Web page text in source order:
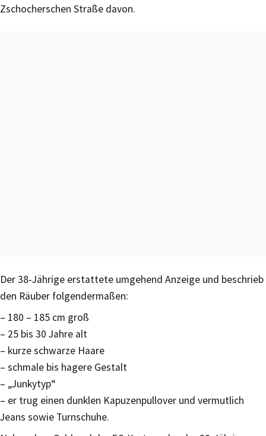
Zschocherschen Straße davon.
Der 38-Jährige erstattete umgehend Anzeige und beschrieb
den Räuber folgendermaßen:
– 180 – 185 cm groß
– 25 bis 30 Jahre alt
– kurze schwarze Haare
– schmale bis hagere Gestalt
– „Junkytyp“
– er trug einen dunklen Kapuzenpullover und vermutlich
Jeans sowie Turnschuhe.